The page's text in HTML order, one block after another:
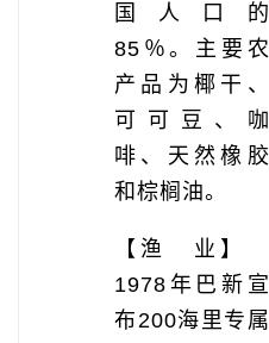
国人口的
85％。主要农
产品为椰干、
可可豆、咖
啡、天然橡胶
和棕榈油。
【渔 业】
1978年巴新宣
布200海里专属